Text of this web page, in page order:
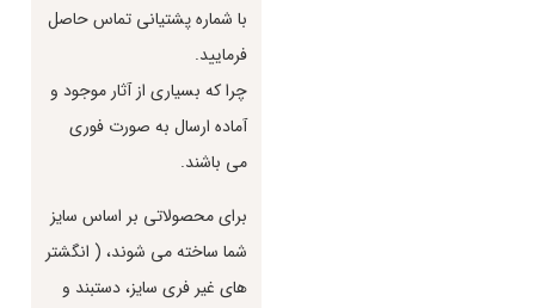
با شماره پشتياني تماس حاصل
فرماييد.
چرا كه بسياري از آثار موجود و
آماده ارسال به صورت فوري
مي باشند.
براي محصولاتي بر اساس سايز
شما ساخته مي شوند، ( انگشتر
هاي غير فري سايز، دستبند و